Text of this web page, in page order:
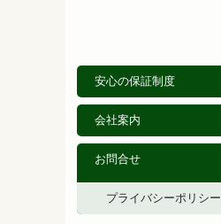
安心の保証制度
会社案内
お問合せ
プライバシーポリシー